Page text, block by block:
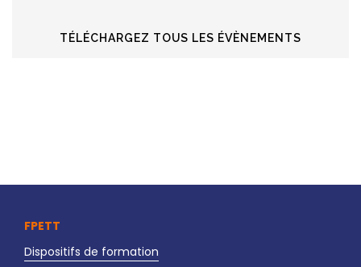
TÉLÉCHARGEZ TOUS LES ÉVÈNEMENTS
FPETT
Dispositifs de formation